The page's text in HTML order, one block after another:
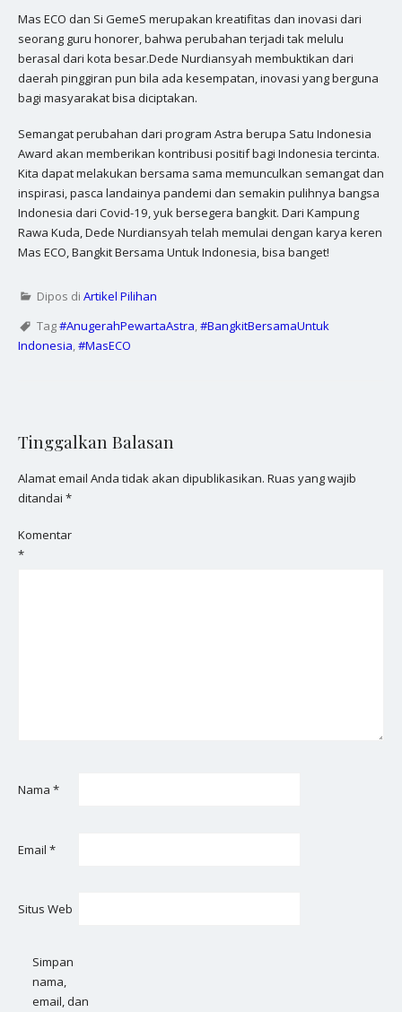
Mas ECO dan Si GemeS merupakan kreatifitas dan inovasi dari
seorang guru honorer, bahwa perubahan terjadi tak melulu
berasal dari kota besar.Dede Nurdiansyah membuktikan dari
daerah pinggiran pun bila ada kesempatan, inovasi yang berguna
bagi masyarakat bisa diciptakan.
Semangat perubahan dari program Astra berupa Satu Indonesia
Award akan memberikan kontribusi positif bagi Indonesia tercinta.
Kita dapat melakukan bersama sama memunculkan semangat dan
inspirasi, pasca landainya pandemi dan semakin pulihnya bangsa
Indonesia dari Covid-19, yuk bersegera bangkit. Dari Kampung
Rawa Kuda, Dede Nurdiansyah telah memulai dengan karya keren
Mas ECO, Bangkit Bersama Untuk Indonesia, bisa banget!
Dipos di Artikel Pilihan
Tag#AnugerahPewartaAstra,#BangkitBersamaUntuk
Indonesia,#MasECO
Tinggalkan Balasan
Alamat email Anda tidak akan dipublikasikan. Ruas yang wajib
ditandai *
Komentar
*
Nama *
Email *
Situs Web
Simpan
nama,
email, dan